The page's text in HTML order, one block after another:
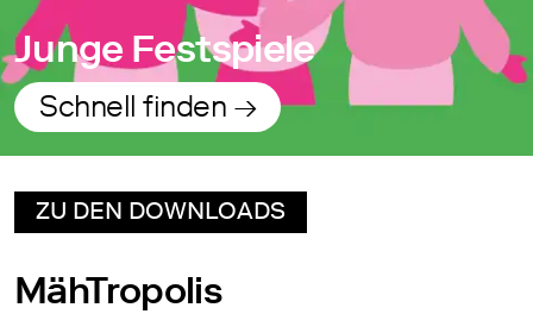
Junge Festspiele
Schnell finden →
ZU DEN DOWNLOADS
MähTropolis